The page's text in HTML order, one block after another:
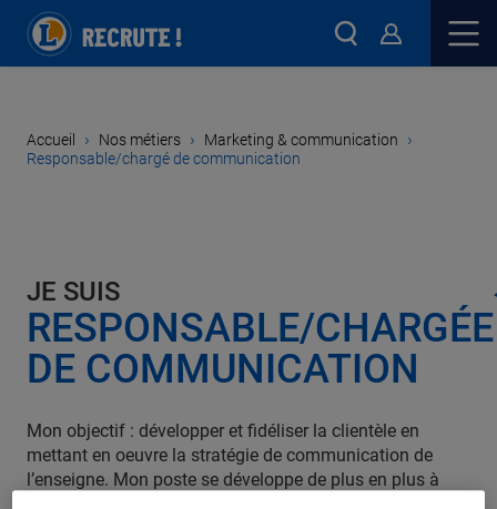
Accueil › Nos métiers › Marketing & communication ›
Responsable/chargé de communication
JE SUIS
RESPONSABLE/CHARGÉE
DE COMMUNICATION
Mon objectif : développer et fidéliser la clientèle en
mettant en oeuvre la stratégie de communication de
l’enseigne. Mon poste se développe de plus en plus à